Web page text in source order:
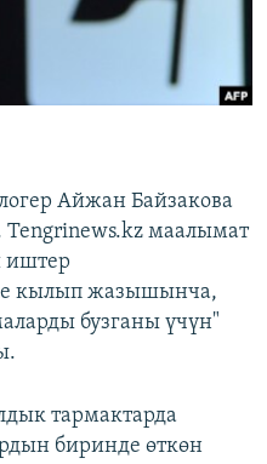
Айжан Байзакова
маалымат
иштер
кылып жазышынча,
бузганы үчүн"
тармактарда
биринде өткөн